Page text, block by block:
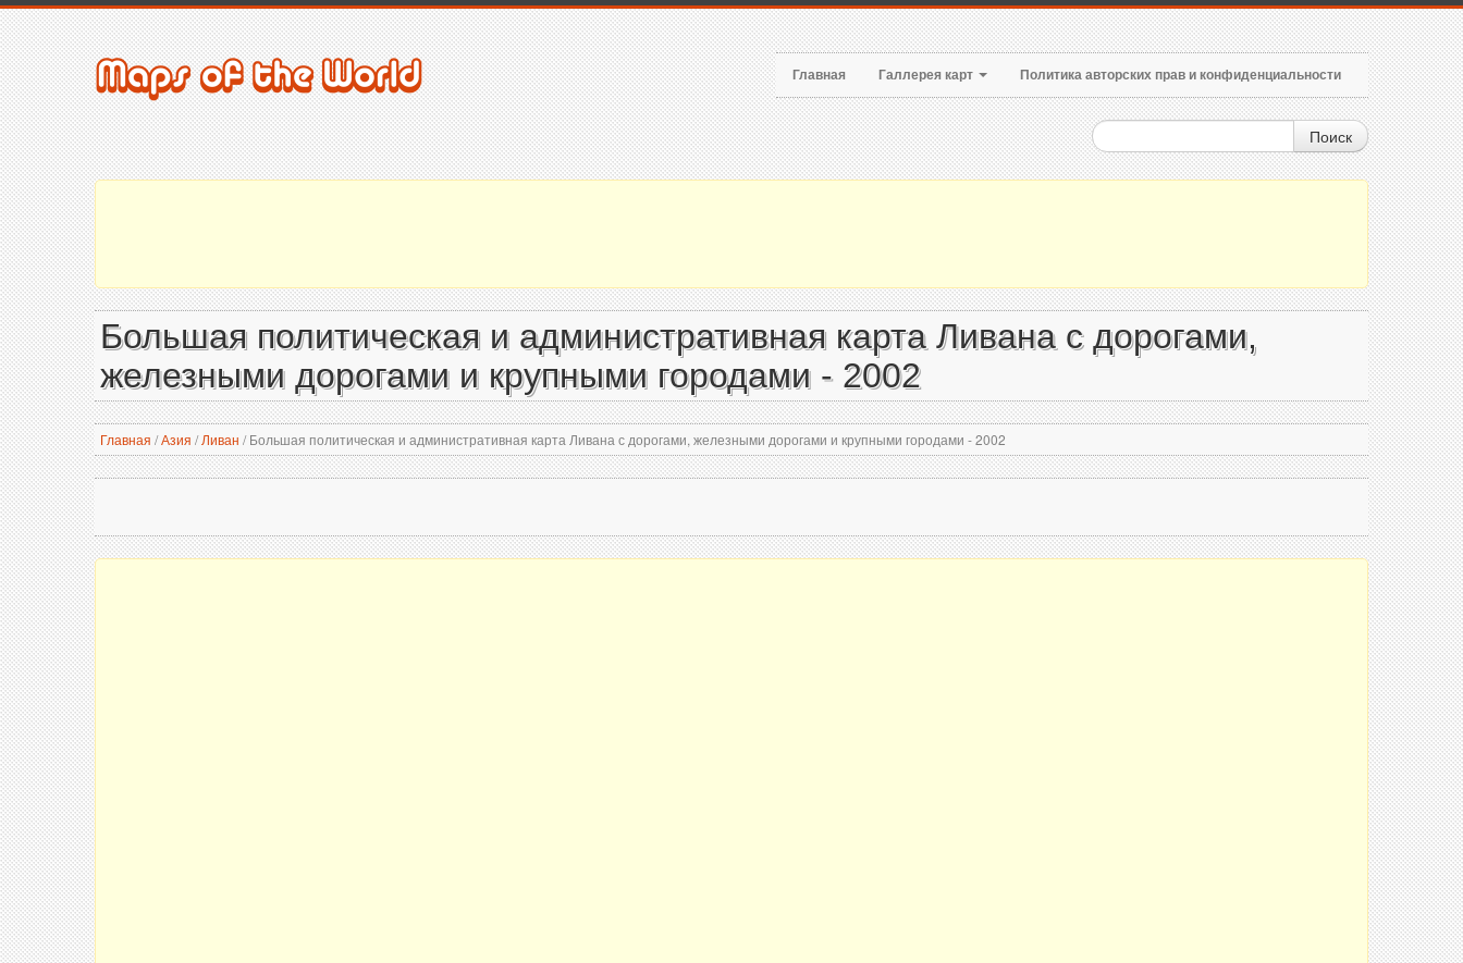
Главная Галлерея карт Политика авторских прав и конфиденциальности
Поиск
Большая политическая и административная карта Ливана с дорогами,
железными дорогами и крупными городами - 2002
Главная /Азия / Ливан /Большая политическая и административная карта Ливана с дорогами, железными дорогами и крупными городами - 2002